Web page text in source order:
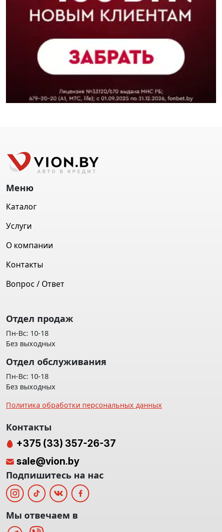
Меню
Каталог
Услуги
О компании
Контакты
Вопрос / Ответ
Отдел продаж
Пн-Вс: 10-18
Без выходных
Отдел обслуживания
Пн-Вс: 10-18
Без выходных
Политика обработки персональных данных
Контакты
+375 (33) 357-26-37
sale@vion.by
Подпишитесь на нас
Мы отвечаем в